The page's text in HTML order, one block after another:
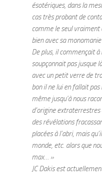
ésotériques, dans la
cas très probant de
comme le seul vraiment
bien avec sa
De plus, il commençait à
soupçonnait pas jusque
avec un petit verre de
bon il ne lui en fallait
même jusqu’à nous
d’origine extraterrestres
des révélations
placées à l’abri, mais
monde, etc. alors que
max… »
JC Dakis est